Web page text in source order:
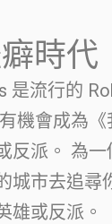
時代
是流行的
機會成為
反派。 為一
城市去追尋
雄或反派。